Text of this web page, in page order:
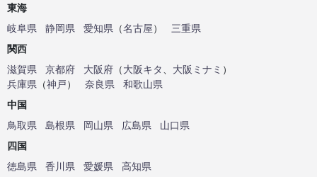
東海
岐阜県
静岡県 愛知県 （名古屋）
三重県
関西
滋賀県
京都府 大阪府 （大阪キタ 大阪ミナミ ）
兵庫県 （神戸） 奈良県
和歌山県
中国
鳥取県
島根県 岡山県 広島県
山口県
四国
徳島県
香川県 愛媛県
高知県